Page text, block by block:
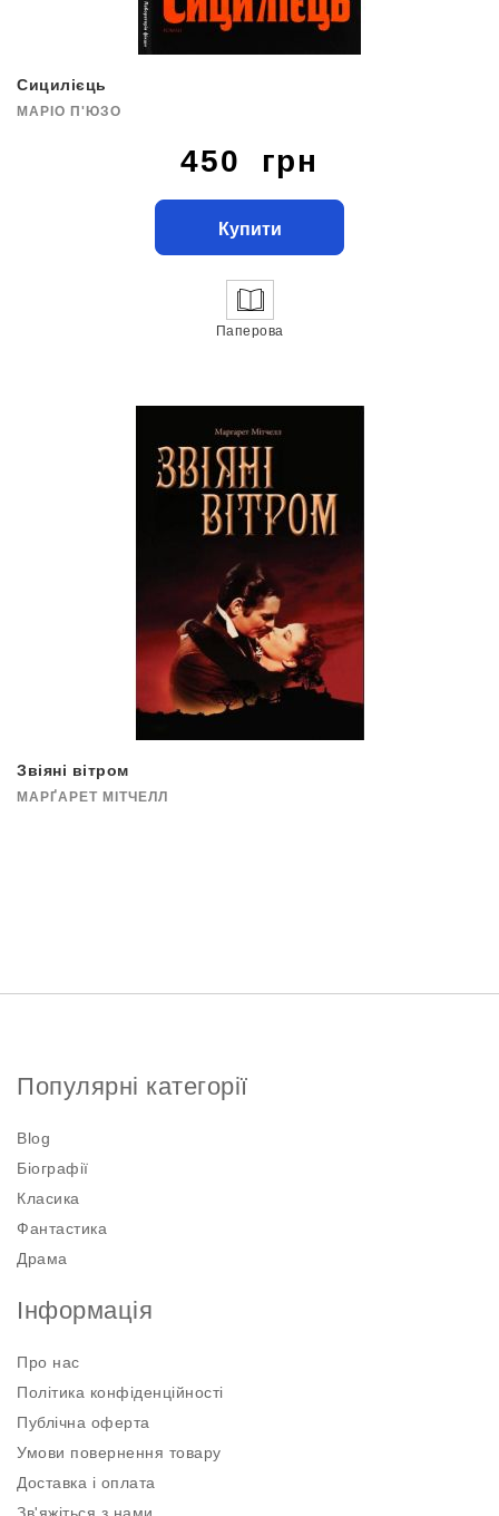
Сицилієць
МАРІО П'ЮЗО
450 грн
Купити
Паперова
Звіяні вітром
МАРҐАРЕТ МІТЧЕЛЛ
Популярні категорії
Blog
Біографії
Класика
Фантастика
Драма
Інформація
Про нас
Політика конфіденційності
Публічна оферта
Умови повернення товару
Доставка і оплата